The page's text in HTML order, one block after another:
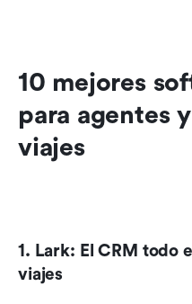
10 mejores
para agentes
viajes
1. Lark: El CRM todo
viajes